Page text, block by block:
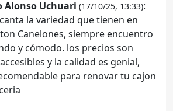
Alonso Uchuari (17/10/25, 13:33):
la variedad que tienen en
Canelones, siempre encuentro
y cómodo. los precios son
y la calidad es genial,
para renovar tu cajon